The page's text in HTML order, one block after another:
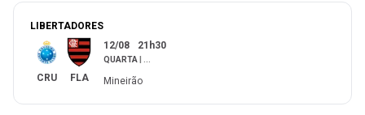
LIBERTADORES
CRU FLA
12/08 21h30
QUARTA
Mineirão